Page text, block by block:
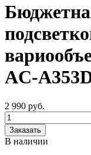
AC-
2 990 руб.
Заказать
В наличии